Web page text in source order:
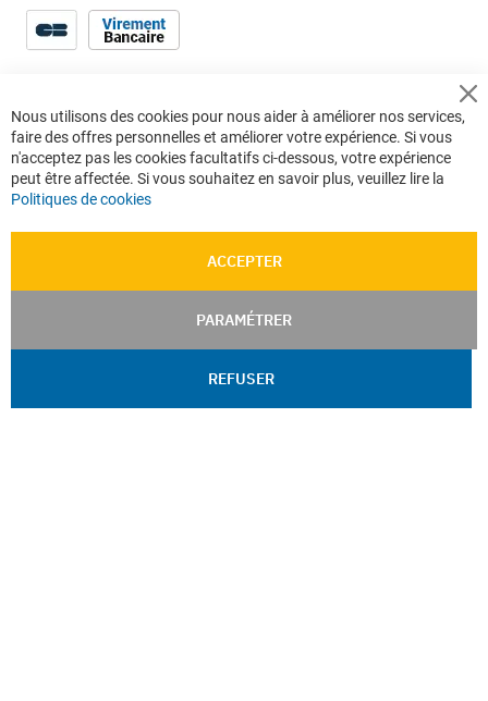
Nous utilisons des cookies pour nous aider à améliorer nos services,
faire des offres personnelles et améliorer votre expérience. Si vous
n'acceptez pas les cookies facultatifs ci-dessous, votre expérience
peut être affectée. Si vous souhaitez en savoir plus, veuillez lire la
Politiques de cookies
ACCEPTER
PARAMÉTRER
REFUSER